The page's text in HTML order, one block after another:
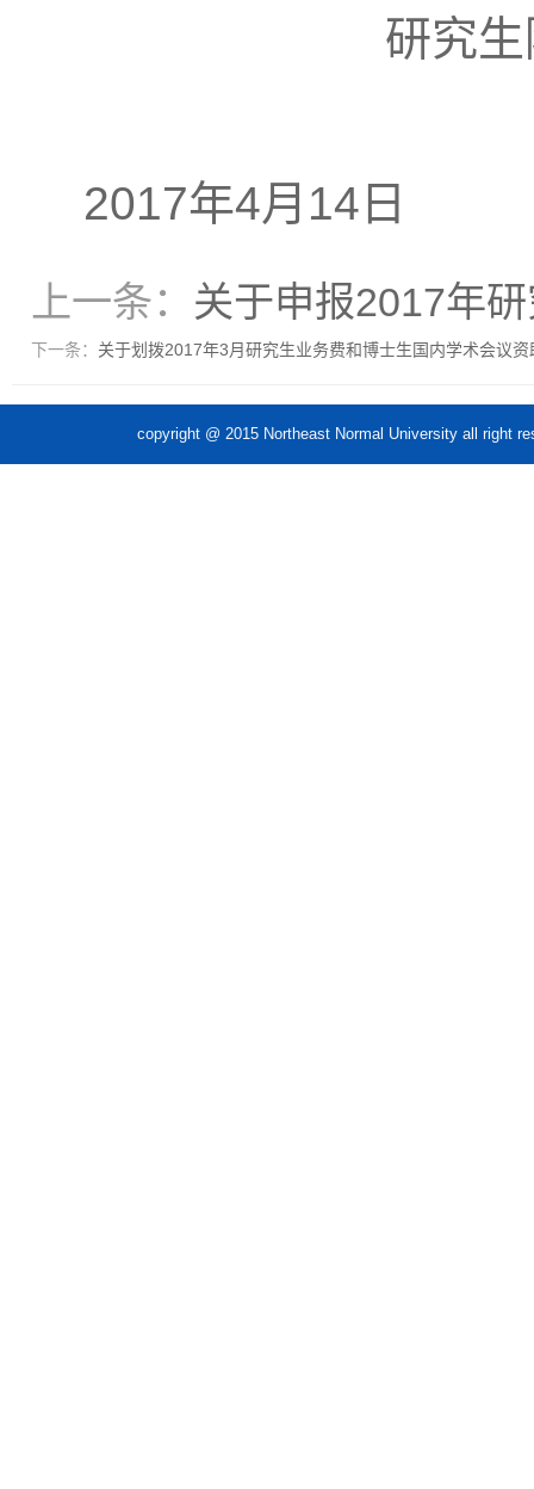
研究
2017年4月14日
上一条： 关于申报2017年
下一条： 关于划拨2017年3月研究生业务费和博士生国内学术会议资
copyright @ 2015 Northeast Normal University all